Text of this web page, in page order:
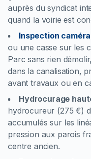
auprès du syndicat
quand la voirie est
Inspection caméra
ou une casse sur les
Parc sans rien
dans la canalisation,
avant travaux ou en
Hydrocurage
hydrocureur (275 €)
accumulés sur les
pression aux parois
centre ancien.